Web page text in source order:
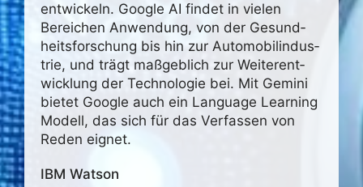
entwi­ckeln. Google AI findet in vielen
Berei­chen Anwen­dung, von der Gesund­
heits­for­schung bis hin zur Auto­mo­bil­in­dus­
trie, und trägt maßgeb­lich zur Weiter­ent­
wick­lung der Tech­no­logie bei. Mit Gemini
bietet Google auch ein Language Lear­ning
Modell, das sich für das Verfassen von
Reden eignet.
IBM Watson